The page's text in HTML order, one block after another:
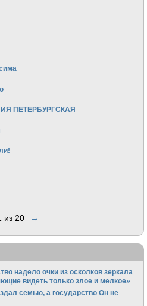
ПЕТЕРБУРГСКАЯ
из 20 →
надело очки из осколков зеркала
видеть только злое и мелкое»
семью, а государство Он не